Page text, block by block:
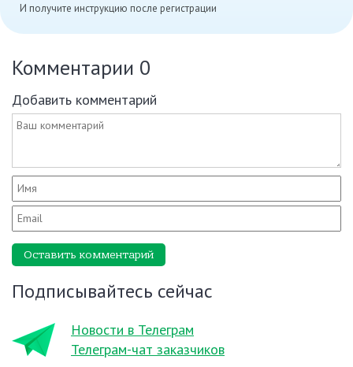
И получите инструкцию после регистрации
Комментарии 0
Добавить комментарий
Оставить комментарий
Подписывайтесь сейчас
Новости в Телеграм
Телеграм-чат заказчиков